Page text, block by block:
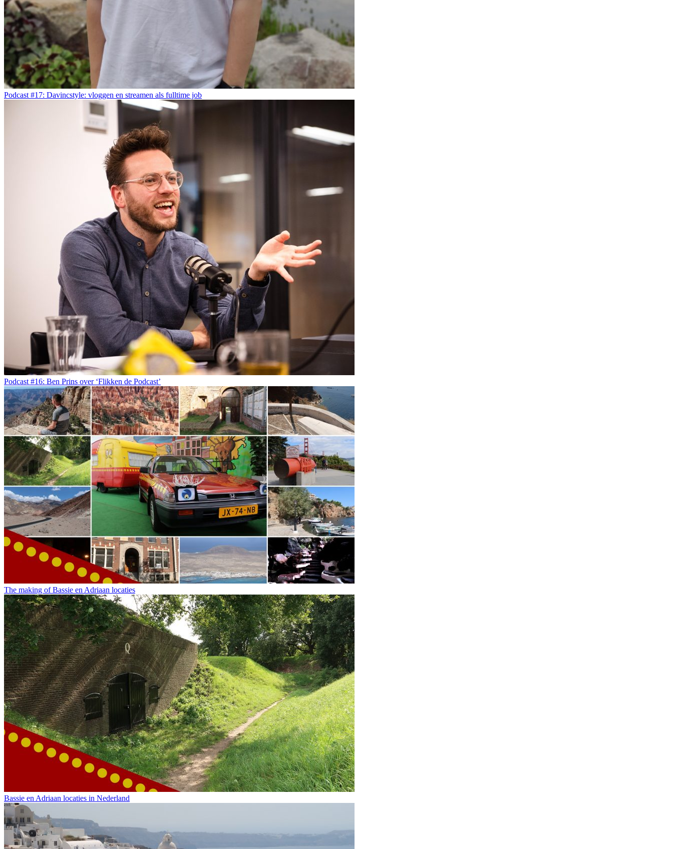
Podcast #17: Davincstyle: vloggen en streamen als fulltime job
Podcast #16: Ben Prins over ‘Flikken de Podcast’
The making of Bassie en Adriaan locaties
Bassie en Adriaan locaties in Nederland